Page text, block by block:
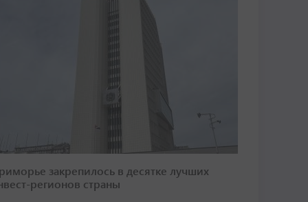
закрепилось в десятке лучших
регионов страны